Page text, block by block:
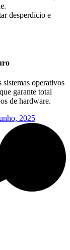
desperdício e
operativos
garante total
de hardware.
2025